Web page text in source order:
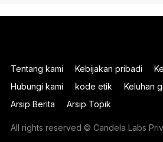
Tentang kami Kebijakan pribadi
Hubungi kami
kode etik Keluhan
Arsip Berita
Arsip Topik
All rights reserved © Candela Labs